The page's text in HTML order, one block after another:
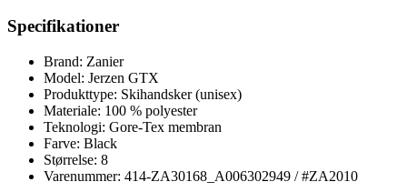
Specifikationer
Brand: Zanier
Model: Jerzen GTX
Produkttype: Skihandsker (unisex)
Materiale: 100 % polyester
Teknologi: Gore-Tex membran
Farve: Black
Størrelse: 8
Varenummer: 414-ZA30168_A006302949 / #ZA2010